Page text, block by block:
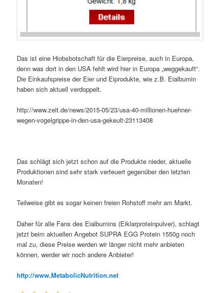
Das ist eine Hiobsbotschaft für die Eierpreise, auch in Europa,
denn was dort in den USA fehlt wird hier in Europa „weggekauft“.
Die Einkaufspreise der Eier und Eiprodukte, wie z.B. Eialbumin
haben sich aktuell verdoppelt.
http://www.zeit.de/news/2015-05/23/usa-40-millionen-huehner-
wegen-vogelgrippe-in-den-usa-gekeult-23113408
Das schlägt sich jetzt schon auf die Produkte nieder, aktuelle
Produktionen sind sehr stark verteuert gegenüber den letzten
Monaten!
Teilweise gibt es sogar keinen freien Rohstoff mehr am Markt.
Daher für alle Fans des Eialbumins (Eiklarproteinpulver), schlagt
jetzt beim aktuellen Angebot SUPRA EGG Protein 1550g noch
mal zu, diese Preise werden wir länger nicht mehr anbieten
können, werder wir noch andere Anbieter!
http://www.MetabolicNutrition.net